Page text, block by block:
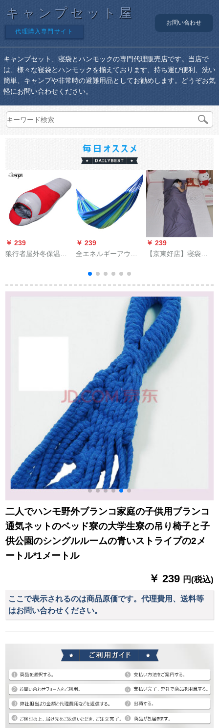
キャンプセット屋
代理購入専門サイト
お問い合わせ
キャンプセット、寝袋とハンモックの専門代理販売店です。当店で
は、様々な寝袋とハンモックを揃えております、持ち運び便利、洗い
簡単、キャンプや非常時の避難用品としてお勧めします。どうぞお気
軽にお問い合わせください。
￥ 239
狼行者屋外冬保温羽
キャンプ寝袋赤
￥ 239
全エネルギーアウト
パクトコンパクトバ
ッグキャンプカジュ
アルチェアダブルカ
ラーキャンバスハッ
ク厚手拡張ブランコZ
1037シングル/ブルー
￥ 239
【京東好店】寝袋大
で、超軽便な携帯旅
行です。ホテルの布
団カバーから離れて
います。夏の通気性
寝袋宝石青シングル
75*210 cm
二人でハンモ野外ブランコ家庭の子供用ブランコ
通気ネットのベッド寮の大学生寮の吊り椅子と子
供公園のシングルルームの青いストライプの2メ
ートル*1メートル
￥ 239 円(税込)
ここで表示されるのは商品原価です。代理費用、送料等
はお問い合わせください。